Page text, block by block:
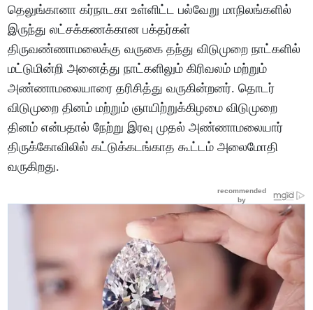
தெலுங்கானா கர்நாடகா உள்ளிட்ட பல்வேறு மாநிலங்களில்
இருந்து லட்சக்கணக்கான பக்தர்கள்
திருவண்ணாமலைக்கு வருகை தந்து விடுமுறை நாட்களில்
மட்டுமின்றி அனைத்து நாட்களிலும் கிரிவலம் மற்றும்
அண்ணாமலையாரை தரிசித்து வருகின்றனர். தொடர்
விடுமுறை தினம் மற்றும் ஞாயிற்றுக்கிழமை விடுமுறை
தினம் என்பதால் நேற்று இரவு முதல் அண்ணாமலையார்
திருக்கோவிலில் கட்டுக்கடங்காத கூட்டம் அலைமோதி
வருகிறது.